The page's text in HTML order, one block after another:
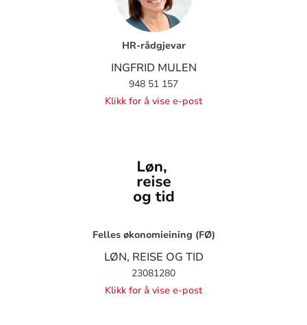
HR-rådgjevar
INGFRID MULEN
948 51 157
Klikk for å vise e-post
Felles økonomieining (FØ)
LØN, REISE OG TID
23081280
Klikk for å vise e-post